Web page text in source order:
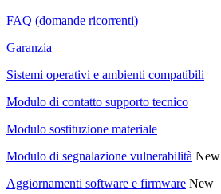
FAQ (domande ricorrenti)
Garanzia
Sistemi operativi e ambienti compatibili
Modulo di contatto supporto tecnico
Modulo sostituzione materiale
Modulo di segnalazione vulnerabilità New
Aggiornamenti software e firmware New